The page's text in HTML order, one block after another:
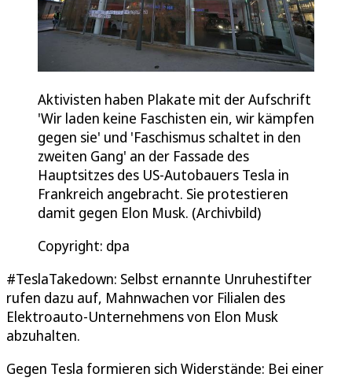
Aktivisten haben Plakate mit der Aufschrift
'Wir laden keine Faschisten ein, wir kämpfen
gegen sie' und 'Faschismus schaltet in den
zweiten Gang' an der Fassade des
Hauptsitzes des US-Autobauers Tesla in
Frankreich angebracht. Sie protestieren
damit gegen Elon Musk. (Archivbild)
Copyright: dpa
#TeslaTakedown: Selbst ernannte Unruhestifter
rufen dazu auf, Mahnwachen vor Filialen des
Elektroauto-Unternehmens von Elon Musk
abzuhalten.
Gegen Tesla formieren sich Widerstände: Bei einer